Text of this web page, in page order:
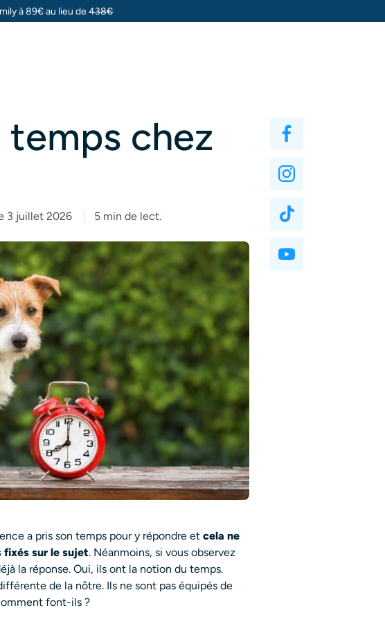
à 89€ au lieu de438€
chez
3 juillet 2026 5 min de lect.
a pris son temps pour y répondre et cela ne
fixés sur le sujet. Néanmoins, si vous observez
la réponse. Oui, ils ont la notion du temps.
de la nôtre. Ils ne sont pas équipés de
font-ils ?